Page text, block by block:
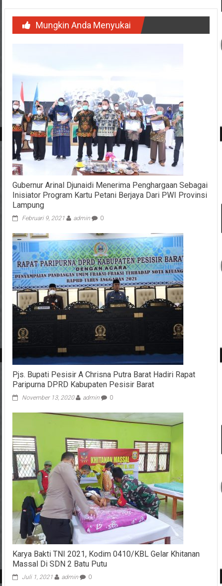
Mungkin Anda Menyukai
Gubernur Arinal Djunaidi Menerima Penghargaan Sebagai
Inisiator Program Kartu Petani Berjaya Dari PWI Provinsi
Lampung
Februari 9, 2021 admin 0
Pjs. Bupati Pesisir A Chrisna Putra Barat Hadiri Rapat
Paripurna DPRD Kabupaten Pesisir Barat
November 13, 2020 admin 0
Karya Bakti TNI 2021, Kodim 0410/KBL Gelar Khitanan
Massal Di SDN 2 Batu Putu
Juli 1, 2021 admin 0